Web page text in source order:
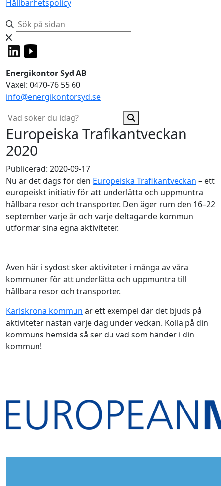
Hållbarhetspolicy
Energikontor Syd AB
Växel: 0470-76 55 60
info@energikontorsyd.se
Europeiska Trafikantveckan
2020
Publicerad: 2020-09-17
Nu är det dags för den Europeiska Trafikantveckan – ett
europeiskt initiativ för att underlätta och uppmuntra
hållbara resor och transporter. Den äger rum den 16–22
september varje år och varje deltagande kommun
utformar sina egna aktiviteter.
Även här i sydost sker aktiviteter i många av våra
kommuner för att underlätta och uppmuntra till
hållbara resor och transporter.
Karlskrona kommun är ett exempel där det bjuds på
aktiviteter nästan varje dag under veckan. Kolla på din
kommuns hemsida så ser du vad som händer i din
kommun!